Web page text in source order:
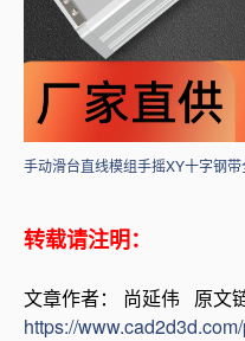
手动滑台直线模组手摇XY十字钢
转载请注明：
文章作者： 尚延伟 原文链
https://